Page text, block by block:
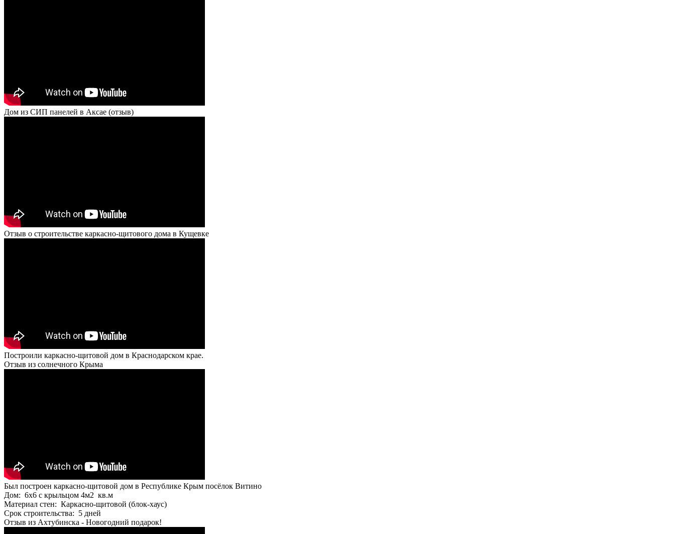
Дом из СИП панелей в Аксае (отзыв)
Отзыв о строительстве каркасно-щитового дома в Кущевке
Построили каркасно-щитовой дом в Краснодарском крае.
Отзыв из солнечного Крыма
Был построен каркасно-щитовой дом в Республике Крым посёлок Витино
Дом: 6х6 с крыльцом 4м2 кв.м
Материал стен: Каркасно-щитовой (блок-хаус)
Срок строительства: 5 дней
Отзыв из Ахтубинска - Новогодний подарок!